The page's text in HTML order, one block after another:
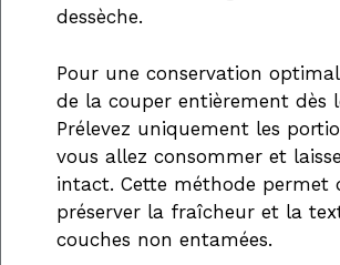
dessèche.
Pour une conservation
de la couper entièrement dès
Prélevez uniquement les
vous allez consommer et
intact. Cette méthode permet
préserver la fraîcheur et la
couches non entamées.